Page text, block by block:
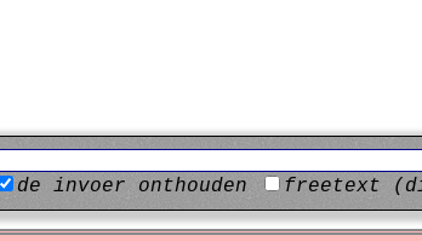
de invoer onthouden
freetext